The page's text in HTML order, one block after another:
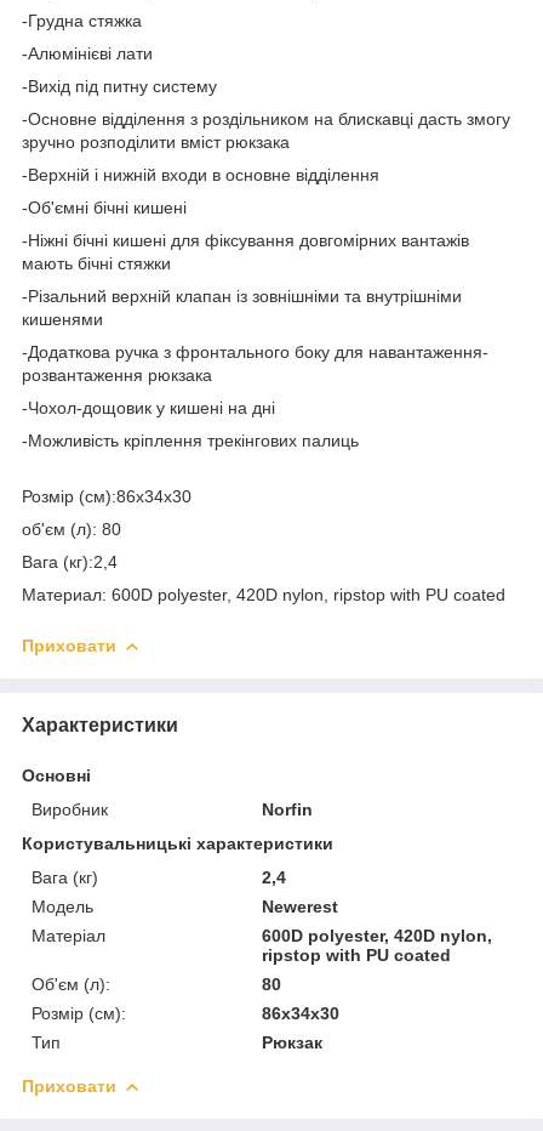
-Грудна стяжка
-Алюмінієві лати
-Вихід під питну систему
-Oсновне відділення з роздільником на блискавці дасть змогу
зручно розподілити вміст рюкзака
-Верхній і нижній входи в основне відділення
-Об'ємні бічні кишені
-Ніжні бічні кишені для фіксування довгомірних вантажів
мають бічні стяжки
-Різальний верхній клапан із зовнішніми та внутрішніми
кишенями
-Додаткова ручка з фронтального боку для навантаження-
розвантаження рюкзака
-Чохол-дощовик у кишені на дні
-Можливість кріплення трекінгових палиць
Розмір (см):86х34х30
об'єм (л): 80
Вага (кг):2,4
Материал: 600D polyester, 420D nylon, ripstop with PU coated
Приховати
Характеристики
Основні
Виробник
Norfin
Користувальницькі характеристики
Вага (кг)
2,4
Мoдель
Newerest
Матеріал
600D polyester, 420D nylon,
ripstop with PU coated
Об'єм (л):
80
Розмір (см):
86х34х30
Тип
Рюкзак
Приховати